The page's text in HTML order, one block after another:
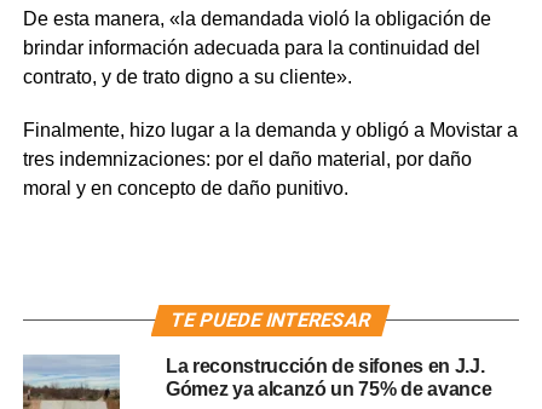
De esta manera, «la demandada violó la obligación de
brindar información adecuada para la continuidad del
contrato, y de trato digno a su cliente».
Finalmente, hizo lugar a la demanda y obligó a Movistar a
tres indemnizaciones: por el daño material, por daño
moral y en concepto de daño punitivo.
TE PUEDE INTERESAR
La reconstrucción de sifones en J.J.
Gómez ya alcanzó un 75% de avance